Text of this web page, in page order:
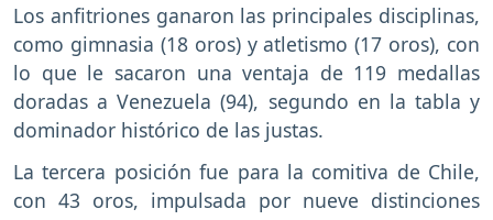
Los anfitriones ganaron las principales disciplinas,
como gimnasia (18 oros) y atletismo (17 oros), con
lo que le sacaron una ventaja de 119 medallas
doradas a Venezuela (94), segundo en la tabla y
dominador histórico de las justas.
La tercera posición fue para la comitiva de Chile,
con 43 oros, impulsada por nueve distinciones